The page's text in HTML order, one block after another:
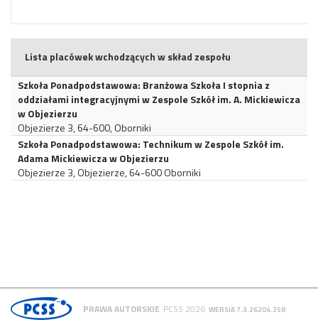
Lista placówek wchodzących w skład zespołu
Szkoła Ponadpodstawowa: Branżowa Szkoła I stopnia z
oddziałami integracyjnymi w Zespole Szkół im. A. Mickiewicza
w Objezierzu
Objezierze 3, 64-600, Oborniki
Szkoła Ponadpodstawowa: Technikum w Zespole Szkół im.
Adama Mickiewicza w Objezierzu
Objezierze 3, Objezierze, 64-600 Oborniki
PRAWA AUTORSKIE PCSS 2026 WERSJA 7.3.26204.258